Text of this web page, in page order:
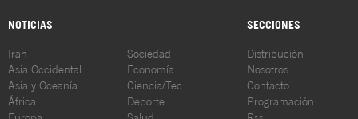
NOTICIAS SECCIONES
Irán
Asia Occidental
Asia y Oceanía
África
Europa
Sociedad
Economía
Ciencia/Tec
Deporte
Salud
Distribución
Nosotros
Contacto
Programación
Rss